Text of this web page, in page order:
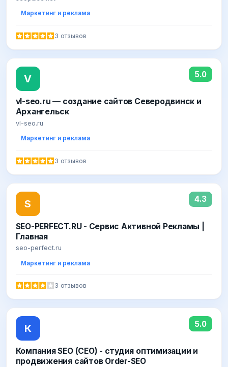
Маркетинг и реклама
3 отзывов
V 5.0
vl-seo.ru — создание сайтов Северодвинск и
Архангельск
vl-seo.ru
Маркетинг и реклама
3 отзывов
S 4.3
SEO-PERFECT.RU - Сервис Активной Рекламы |
Главная
seo-perfect.ru
Маркетинг и реклама
3 отзывов
К 5.0
Компания SEO (СЕО) - студия оптимизации и
продвижения сайтов Order-SEO